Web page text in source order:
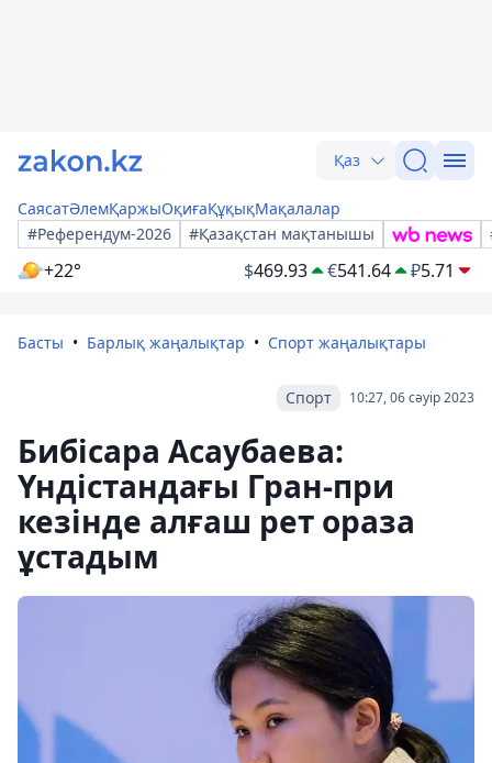
Қаз
СаясатӘлемҚаржыОқиғаҚұқықМақалалар
#Референдум-2026
#Қазақстан мақтанышы
+22° $469.93 €541.64 ₽5.71
Басты Барлық жаңалықтар Спорт жаңалықтары
10:27, 06 сәуір 2023
Спорт
Бибісара Асаубаева:
Үндістандағы Гран-при
кезінде алғаш рет ораза
ұстадым